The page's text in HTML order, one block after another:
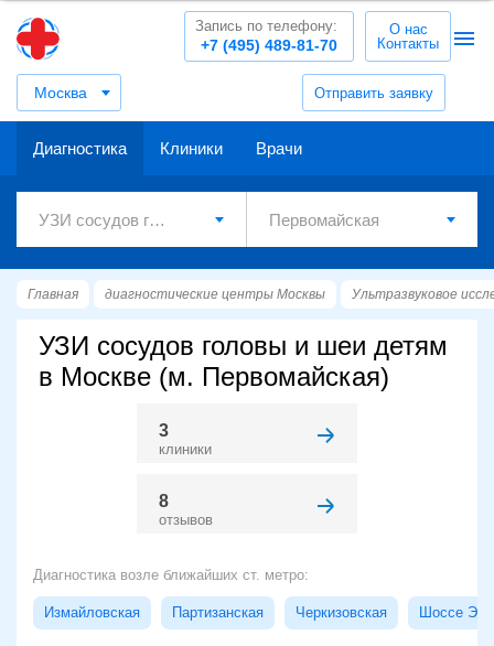
Москва Отправить заявку
+7 (495) 489-81-70
Запись по телефону:
О нас
Контакты
Диагностика Клиники Врачи
Главная диагностические центры Москвы Ультразвуковое
УЗИ сосудов головы и шеи детям
в Москве (м. Первомайская)
3
клиники
8
отзывов
Диагностика возле ближайших ст. метро:
Измайловская Партизанская Черкизовская Шоссе